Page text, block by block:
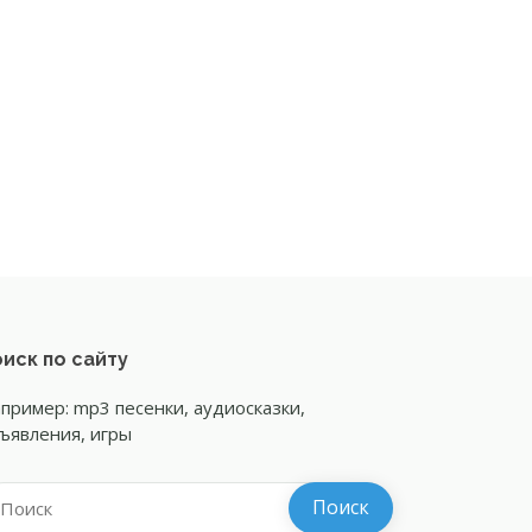
по сайту
mp3 песенки, аудиосказки,
игры